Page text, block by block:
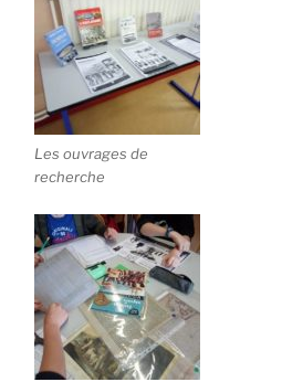
Les ouvrages de
recherche